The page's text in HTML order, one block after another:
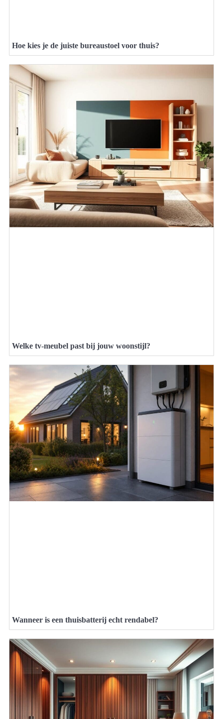
Hoe kies je de juiste bureaustoel voor thuis?
Welke tv-meubel past bij jouw woonstijl?
Wanneer is een thuisbatterij echt rendabel?